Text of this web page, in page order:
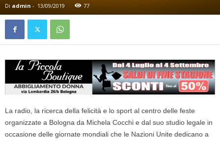
Di admin - 13/09/2019 77
La radio, la ricerca della felicità e lo sport al centro delle feste
organizzate a Bologna da Michela Cocchi e dal suo studio legale in
occasione delle giornate mondiali che le Nazioni Unite dedicano a